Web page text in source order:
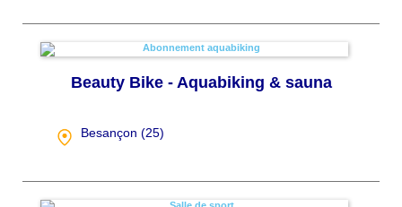
Beauty Bike - Aquabiking & sauna
Besançon (25)